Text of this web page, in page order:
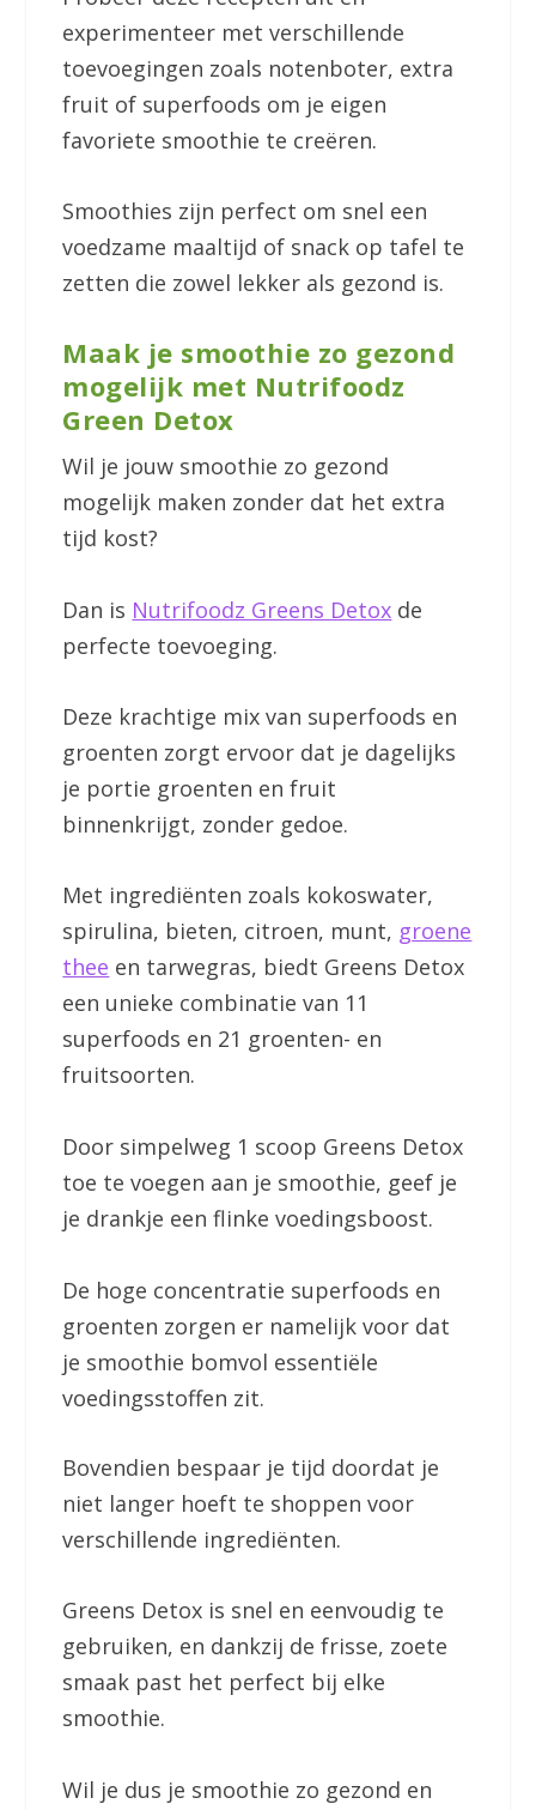
experimenteer met verschillende
toevoegingen zoals notenboter, extra
fruit of superfoods om je eigen
favoriete smoothie te creëren.
Smoothies zijn perfect om snel een
voedzame maaltijd of snack op tafel te
zetten die zowel lekker als gezond is.
Maak je smoothie zo gezond
mogelijk met Nutrifoodz
Green Detox
Wil je jouw smoothie zo gezond
mogelijk maken zonder dat het extra
tijd kost?
Dan is Nutrifoodz Greens Detox de
perfecte toevoeging.
Deze krachtige mix van superfoods en
groenten zorgt ervoor dat je dagelijks
je portie groenten en fruit
binnenkrijgt, zonder gedoe.
Met ingrediënten zoals kokoswater,
spirulina, bieten, citroen, munt, groene
thee en tarwegras, biedt Greens Detox
een unieke combinatie van 11
superfoods en 21 groenten- en
fruitsoorten.
Door simpelweg 1 scoop Greens Detox
toe te voegen aan je smoothie, geef je
je drankje een flinke voedingsboost.
De hoge concentratie superfoods en
groenten zorgen er namelijk voor dat
je smoothie bomvol essentiële
voedingsstoffen zit.
Bovendien bespaar je tijd doordat je
niet langer hoeft te shoppen voor
verschillende ingrediënten.
Greens Detox is snel en eenvoudig te
gebruiken, en dankzij de frisse, zoete
smaak past het perfect bij elke
smoothie.
Wil je dus je smoothie zo gezond en